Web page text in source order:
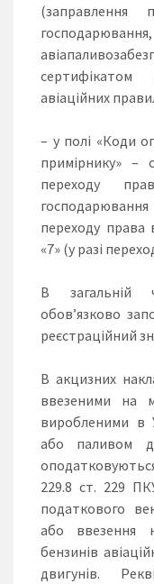
(заправлення
авіаційних
– у полі «Коди
примірнику» –
переходу
переходу права
«7» (у разі
В загальній
обов’язково
реєстраційний
В акцизних
ввезеними на
виробленими в
або паливом
229.8 ст. 229
податкового
або ввезення
бензинів
двигунів.